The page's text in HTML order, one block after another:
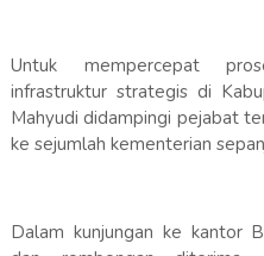
Untuk mempercepat
infrastruktur strategis di
Mahyudi didampingi pejabat
ke sejumlah kementerian
Dalam kunjungan ke kantor